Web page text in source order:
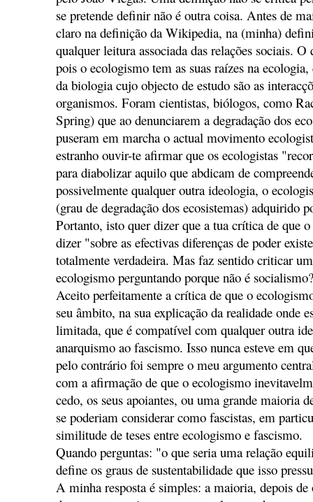
se pretende definir não é outra coisa. Antes de
claro na definição da Wikipedia, na (minha)
qualquer leitura associada das relações sociais. O
pois o ecologismo tem as suas raízes na
da biologia cujo objecto de estudo são as
organismos. Foram cientistas, biólogos, como
Spring) que ao denunciarem a degradação dos
puseram em marcha o actual movimento
estranho ouvir-te afirmar que os ecologistas
para diabolizar aquilo que abdicam de
possivelmente qualquer outra ideologia, o
(grau de degradação dos ecosistemas) adquirido
Portanto, isto quer dizer que a tua crítica de que
dizer "sobre as efectivas diferenças de poder
totalmente verdadeira. Mas faz sentido criticar
ecologismo perguntando porque não é
Aceito perfeitamente a crítica de que o
seu âmbito, na sua explicação da realidade onde
limitada, que é compatível com qualquer outra
anarquismo ao fascismo. Isso nunca esteve em
pelo contrário foi sempre o meu argumento
com a afirmação de que o ecologismo
cedo, os seus apoiantes, ou uma grande maioria
se poderiam considerar como fascistas, em
similitude de teses entre ecologismo e fascismo.
Quando perguntas: "o que seria uma relação
define os graus de sustentabilidade que isso
A minha resposta é simples: a maioria, depois